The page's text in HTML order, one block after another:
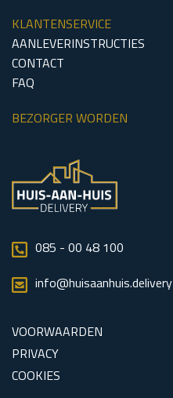
KLANTENSERVICE
AANLEVERINSTRUCTIES
CONTACT
FAQ
BEZORGER WORDEN
085 - 00 48 100
info@huisaanhuis.delivery
VOORWAARDEN
PRIVACY
COOKIES